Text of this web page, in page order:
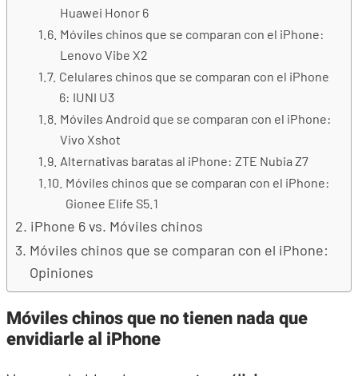
Huawei Honor 6
Móviles chinos que se comparan con el iPhone:
Lenovo Vibe X2
Celulares chinos que se comparan con el iPhone
6: IUNI U3
Móviles Android que se comparan con el iPhone:
Vivo Xshot
Alternativas baratas al iPhone: ZTE Nubia Z7
Móviles chinos que se comparan con el iPhone:
Gionee Elife S5.1
iPhone 6 vs. Móviles chinos
Móviles chinos que se comparan con el iPhone:
Opiniones
Móviles chinos que no tienen nada que
envidiarle al iPhone